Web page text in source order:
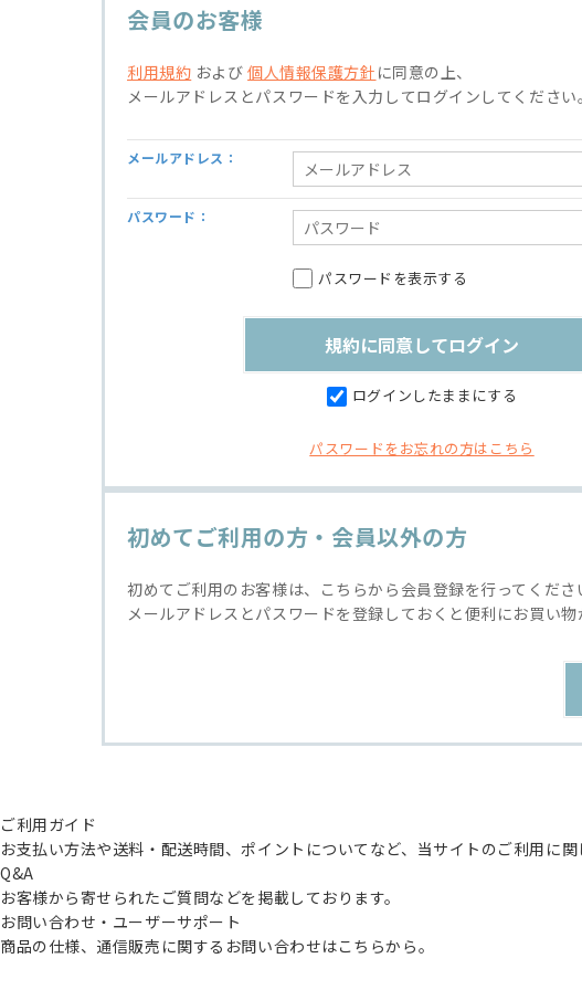
会員のお客様
利用規約 および個人情報保護方針 に同意の上、
メールアドレスとパスワードを入力してログインしてください。
メールアドレス：
パスワード：
パスワードを表示する
ログインしたままにする
パスワードをお忘れの方はこちら
初めてご利用の方・会員以外の方
初めてご利用のお客様は、こちらから会員登録を行ってくださ
メールアドレスとパスワードを登録しておくと便利にお買い物
ご利用ガイド
お支払い方法や送料・配送時間、ポイントについてなど、当サイトのご利用に関
Q&A
お客様から寄せられたご質問などを掲載しております。
お問い合わせ・ユーザーサポート
商品の仕様、通信販売に関するお問い合わせはこちらから。